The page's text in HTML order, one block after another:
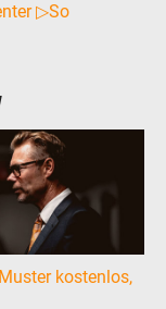
▷So
kostenlos,